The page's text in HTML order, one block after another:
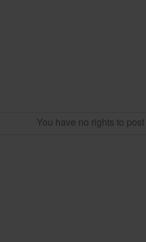
You have no rights to